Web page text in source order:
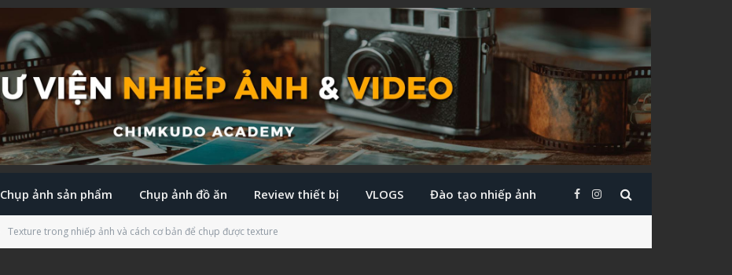
Chụp ảnh sản phẩm Chụp ảnh đồ ăn Review thiết bị VLOGS Đào tạo nhiếp ảnh Facebook
Instagram
Texture trong nhiếp ảnh và cách cơ bản để chụp được texture